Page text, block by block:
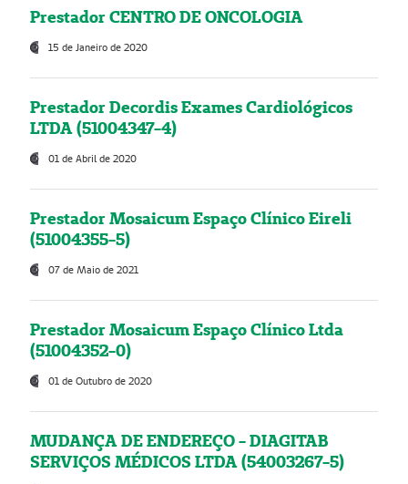
Prestador CENTRO DE ONCOLOGIA
15 de Janeiro de 2020
Prestador Decordis Exames Cardiológicos
LTDA (51004347-4)
01 de Abril de 2020
Prestador Mosaicum Espaço Clínico Eireli
(51004355-5)
07 de Maio de 2021
Prestador Mosaicum Espaço Clínico Ltda
(51004352-0)
01 de Outubro de 2020
MUDANÇA DE ENDEREÇO - DIAGITAB
SERVIÇOS MÉDICOS LTDA (54003267-5)